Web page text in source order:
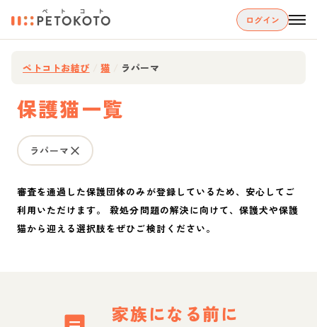
ログイン
ペトコトお結び 猫 ラパーマ
保護猫一覧
ラパーマ
審査を通過した保護団体のみが登録しているため、安心してご
利用いただけます。 殺処分問題の解決に向けて、保護犬や保護
猫から迎える選択肢をぜひご検討ください。
家族になる前に